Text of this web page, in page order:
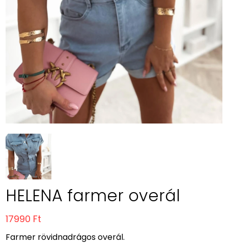
HELENA farmer overál
17990 Ft
Farmer rövidnadrágos overál.